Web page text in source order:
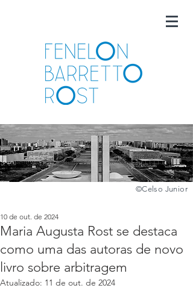
©️Celso Junior
Maria Augusta Rost se destaca
como uma das autoras de novo
livro sobre arbitragem
10 de out. de 2024
Atualizado: 11 de out. de 2024